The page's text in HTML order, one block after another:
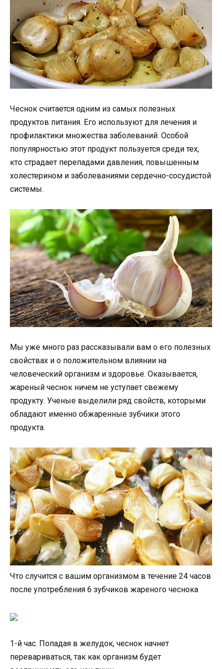
Чеснок считается одним из самых полезных
продуктов питания. Его используют для лечения и
профилактики множества заболеваний. Особой
популярностью этот продукт пользуется среди тех,
кто страдает перепадами давления, повышенным
холестерином и заболеваниями сердечно-сосудистой
системы.
Мы уже много раз рассказывали вам о его полезных
свойствах и о положительном влиянии на
человеческий организм и здоровье. Оказывается,
жареный чеснок ничем не уступает свежему
продукту. Ученые выделили ряд свойств, которыми
обладают именно обжаренные зубчики этого
продукта.
Что случится с вашим организмом в течение 24 часов
после употребления 6 зубчиков жареного чеснока
1-й час. Попадая в желудок, чеснок начнет
перевариваться, так как организм будет